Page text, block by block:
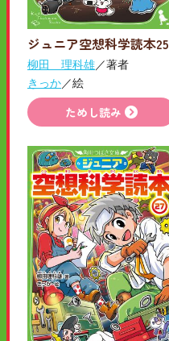
ジュニア空想科学読本25
柳田 理科雄／著者
きっか／絵
ためし読み